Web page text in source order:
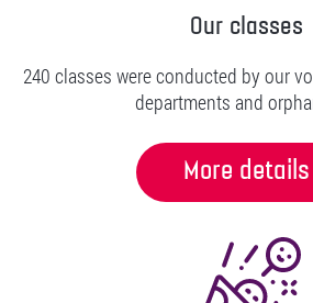
Our classes
240 classes were conducted by our
departments and
More details